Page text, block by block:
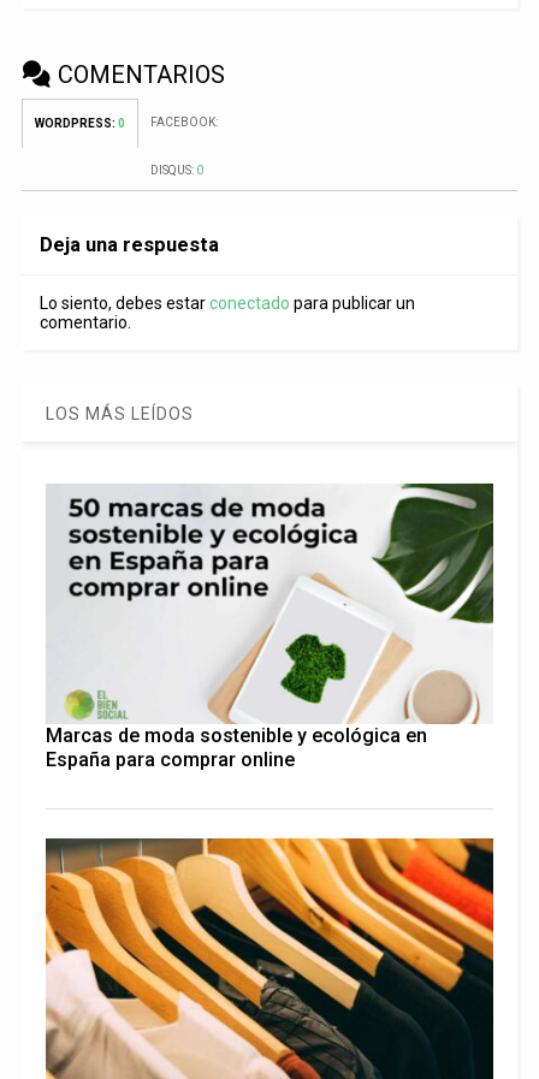
COMENTARIOS
WORDPRESS: 0 FACEBOOK:
DISQUS: 0
Deja una respuesta
Lo siento, debes estarconectado para publicar un
comentario.
LOS MÁS LEÍDOS
Marcas de moda sostenible y ecológica en
España para comprar online